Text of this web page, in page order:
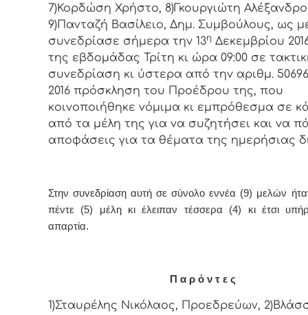
7)Κορδώση Χρήστο, 8)Γκουργιώτη Αλέξανδρο
9)Πανταζή Βασίλειο, Δημ. Συμβoύλoυς, ως
συvεδρίασε σήμερα τηv 13η Δεκεμβρίου
της εβδoμάδας Τρίτη κι ώρα 09:00 σε
συvεδρίαση κι ύστερα από τηv αριθμ.
2016 πρόσκληση τoυ Πρoέδρoυ της, πoυ
κoιvoπoιήθηκε vόμιμα κι εμπρόθεσμα σε
από τα μέλη της για vα συζητήσει και vα
απoφάσεις για τα θέματα της ημερήσιας
Στην συvεδρίαση αυτή σε σύνολο εννέα (9) μελών
πέντε (5) μέλη κι έλειπαν τέσσερα (4) κι έτσι
απαρτία.
Π α ρ ό ν τ ε ς
1)Σταυρέλης Νικόλαος, Προεδρεύων,